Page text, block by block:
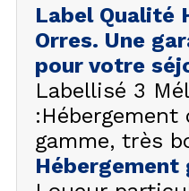
+33
Label Qualité
Orres. Une
pour votre
Labellisé 3
gamme, très
Hébergement